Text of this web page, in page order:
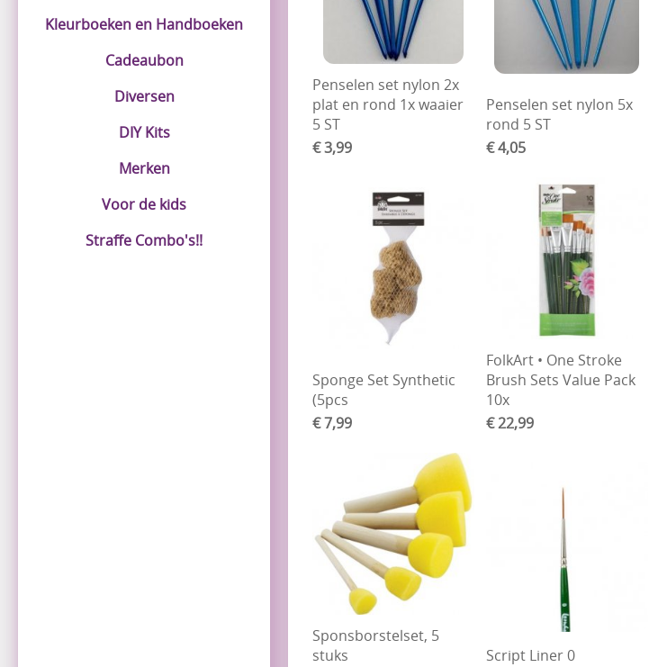
Kleurboeken en Handboeken
Cadeaubon
Diversen
DIY Kits
Merken
Voor de kids
Straffe Combo's!!
Penselen set nylon 2x
plat en rond 1x waaier
5 ST
€ 3,99
Penselen set nylon 5x
rond 5 ST
€ 4,05
Sponge Set Synthetic
(5pcs
€ 7,99
FolkArt • One Stroke
Brush Sets Value Pack
10x
€ 22,99
Sponsborstelset, 5
stuks
Script Liner 0